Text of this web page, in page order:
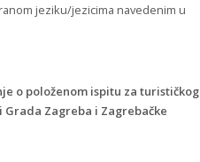
jeziku/jezicima navedenim u
o položenom ispitu za turističkog
Zagreba i Zagrebačke